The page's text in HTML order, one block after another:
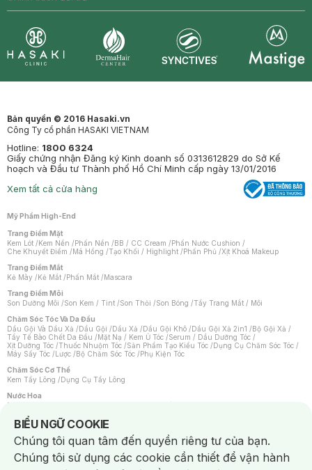
Bản quyền © 2016 Hasaki.vn
Công Ty cổ phần HASAKI VIETNAM
Hotline: 1800 6324
Giấy chứng nhận Đăng ký Kinh doanh số 0313612829 do Sở Kế
hoạch và Đầu tư Thành phố Hồ Chí Minh cấp ngày 13/01/2016
Xem tất cả cửa hàng
Mỹ Phẩm High-End
Trang Điểm Mặt
Kem Lót /Kem Nền /Phấn Nền /BB / CC Cream /Phấn Nước Cushion /
Che Khuyết Điểm /Má Hồng /Tạo Khối / Highlight /Phấn Phủ /Xịt Khoá Makeup
Trang Điểm Mắt
Kẻ Mày /Kẻ Mắt /Phấn Mắt /Mascara
Trang Điểm Môi
Son Dưỡng Môi /Son Kem / Tint /Son Thỏi /Son Bóng /Tẩy Trang Mắt / Môi
Chăm Sóc Tóc Và Da Đầu
Dầu Gội Và Dầu Xả /Dầu Gội /Dầu Xả /Dầu Gội Khô /Dầu Gội Xả 2in1 /Bộ Gội Xả /
Tẩy Tế Bào Chết Da Đầu /Mặt Nạ / Kem Ủ Tóc /Serum / Dầu Dưỡng Tóc /
Xịt Dưỡng Tóc /Thuốc Nhuộm Tóc /Sản Phẩm Tạo Kiểu Tóc /Dụng Cụ Chăm Sóc Tóc /
Máy Sấy Tóc /Lược /Bộ Chăm Sóc Tóc /Phụ Kiện Tóc
Chăm Sóc Cơ Thể
Kem Tẩy Lông /Dụng Cụ Tẩy Lông
Nước Hoa
Nước Hoa Nữ
Chăm Sóc Cá Nhân
Chống Muỗi /Khẩu Trang /Máy Massage/Mặt Nạ Xông Hơi /Nước Rửa Tay/
Sản Phẩm Chăm Sóc Khác /Bàn Chải Đánh Răng /Bàn Chải Điện/
Hỗ Trợ Trắng Răng/Kem Đánh Răng /Máy Tăm Nước/ Nước Súc Miệng/
Tăm / Chỉ Nha Khoa/ Xịt Thơm Miệng / Dung Dịch Vệ Sinh/Dưỡng Vùng Kín/
BIỂU NGỮ COOKIE
Notice about cookies usage
Chúng tôi quan tâm đến quyền riêng tư của bạn.
Chúng tôi sử dụng các cookie cần thiết để vận hành